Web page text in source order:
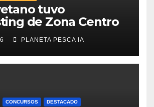
tuvo
de Zona Centro
PLANETA PESCA IA
CONCURSOS DESTACADO